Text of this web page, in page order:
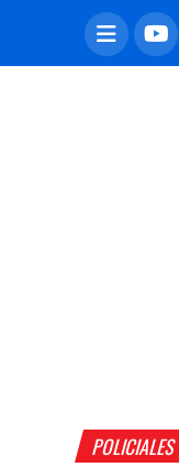
POLICIALES